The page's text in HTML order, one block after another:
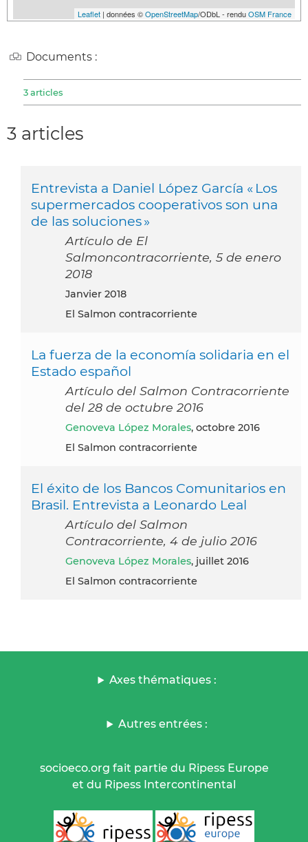
Leaflet | données ©OpenStreetMap/ODbL - renduOSM France
Documents :
3 articles
3 articles
Entrevista a Daniel López García « Los
supermercados cooperativos son una
de las soluciones »
Artículo de El
Salmoncontracorriente, 5 de enero
2018
janvier 2018
El Salmon contracorriente
La fuerza de la economía solidaria en el
Estado español
Artículo del Salmon Contracorriente
del 28 de octubre 2016
Genoveva López Morales, octobre 2016
El Salmon contracorriente
El éxito de los Bancos Comunitarios en
Brasil. Entrevista a Leonardo Leal
Artículo del Salmon
Contracorriente, 4 de julio 2016
Genoveva López Morales, juillet 2016
El Salmon contracorriente
Axes thématiques :
Autres entrées :
socioeco.org fait partie du Ripess Europe
et du Ripess Intercontinental